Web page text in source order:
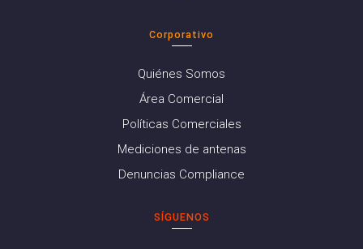
Corporativo
Quiénes Somos
Área Comercial
Políticas Comerciales
Mediciones de antenas
Denuncias Compliance
SÍGUENOS